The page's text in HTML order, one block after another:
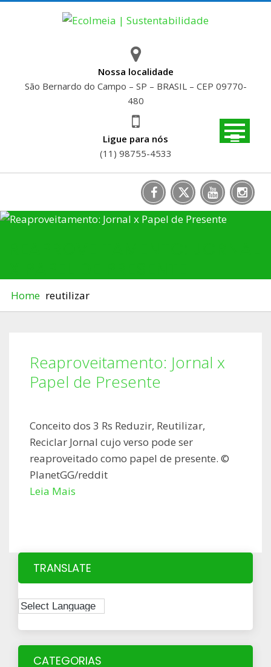
Nossa localidade
São Bernardo do Campo – SP – BRASIL – CEP 09770-
480
Ligue para nós
(11) 98755-4533
Home reutilizar
Reaproveitamento: Jornal x
Papel de Presente
Conceito dos 3 Rs Reduzir, Reutilizar,
Reciclar Jornal cujo verso pode ser
reaproveitado como papel de presente. ©
PlanetGG/reddit
Leia Mais
TRANSLATE
CATEGORIAS